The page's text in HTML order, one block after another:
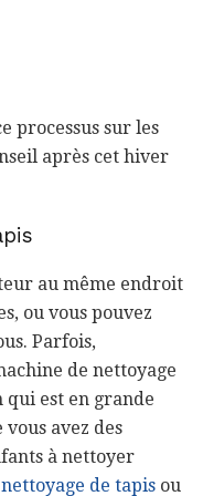
processus sur les
après cet hiver
au même endroit
ou vous pouvez
Parfois,
de nettoyage
qui est en grande
avez des
à nettoyer
de tapis ou